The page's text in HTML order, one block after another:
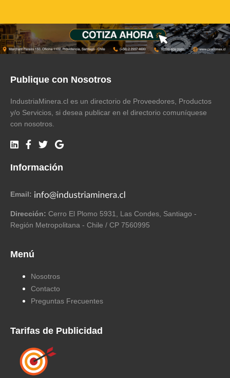
Publique con Nosotros
IndustriaMinera.cl es un directorio de Proveedores, Productos
y/o Servicios, si desea publicar en el directorio comuníquese
con nosotros.
Información
Email:
Dirección: Cerro El Plomo 5931, Las Condes, Santiago -
Región Metropolitana - Chile / CP 7560995
Menú
Nosotros
Contacto
Preguntas Frecuentes
Tarifas de Publicidad